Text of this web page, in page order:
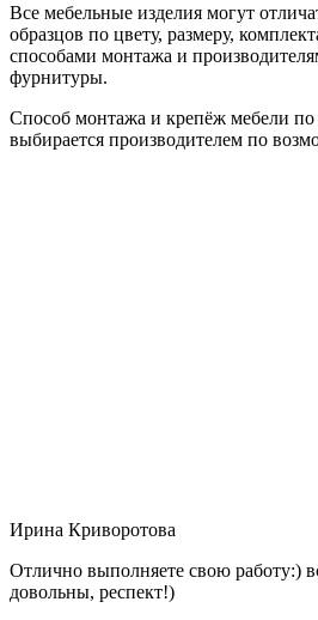
Все мебельные изделия могут
образцов по цвету, размеру,
способами монтажа и
фурнитуры.
Способ монтажа и крепёж мебели по
выбирается производителем по
Ирина Криворотова
Отлично выполняете свою работу:)
довольны, респект!)